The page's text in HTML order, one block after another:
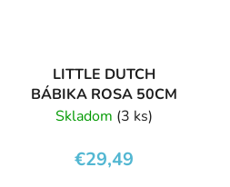
LITTLE DUTCH
BÁBIKA ROSA 50CM
Skladom (3 ks)
€29,49